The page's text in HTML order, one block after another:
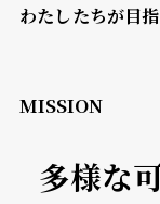
わたしたちが目
MISSION
多様な